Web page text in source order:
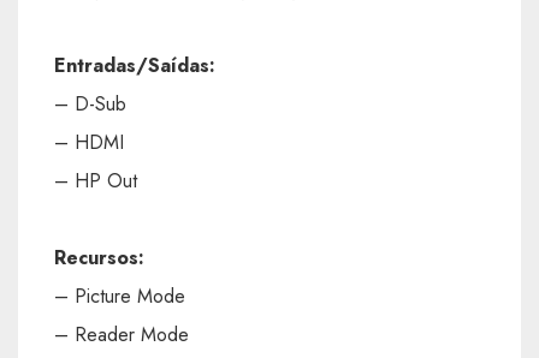
Entradas/Saídas:
– D-Sub
– HDMI
– HP Out
Recursos:
– Picture Mode
– Reader Mode